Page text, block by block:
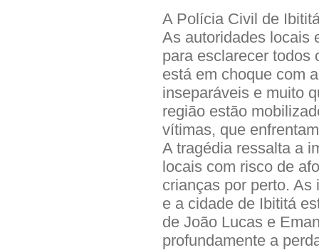
A Polícia Civil de
As autoridades locais
para esclarecer todos
está em choque com
inseparáveis e muito
região estão
vítimas, que
A tragédia ressalta a
locais com risco de
crianças por perto.
e a cidade de Ibititá
de João Lucas e
profundamente a